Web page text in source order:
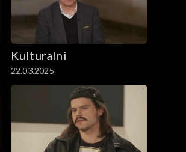
Kulturalni
22.03.2025